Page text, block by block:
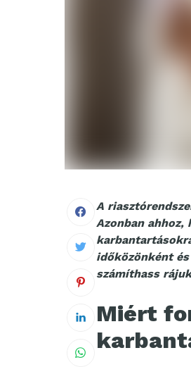
A
Azonban
időközönként
számíthass
Miért